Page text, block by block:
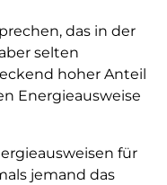
das in der
selten
hoher Anteil
Energieausweise
für
jemand das